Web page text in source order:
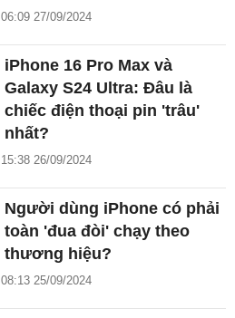
06:09 27/09/2024
iPhone 16 Pro Max và
Galaxy S24 Ultra: Đâu là
chiếc điện thoại pin 'trâu'
nhất?
15:38 26/09/2024
Người dùng iPhone có phải
toàn 'đua đòi' chạy theo
thương hiệu?
08:13 25/09/2024